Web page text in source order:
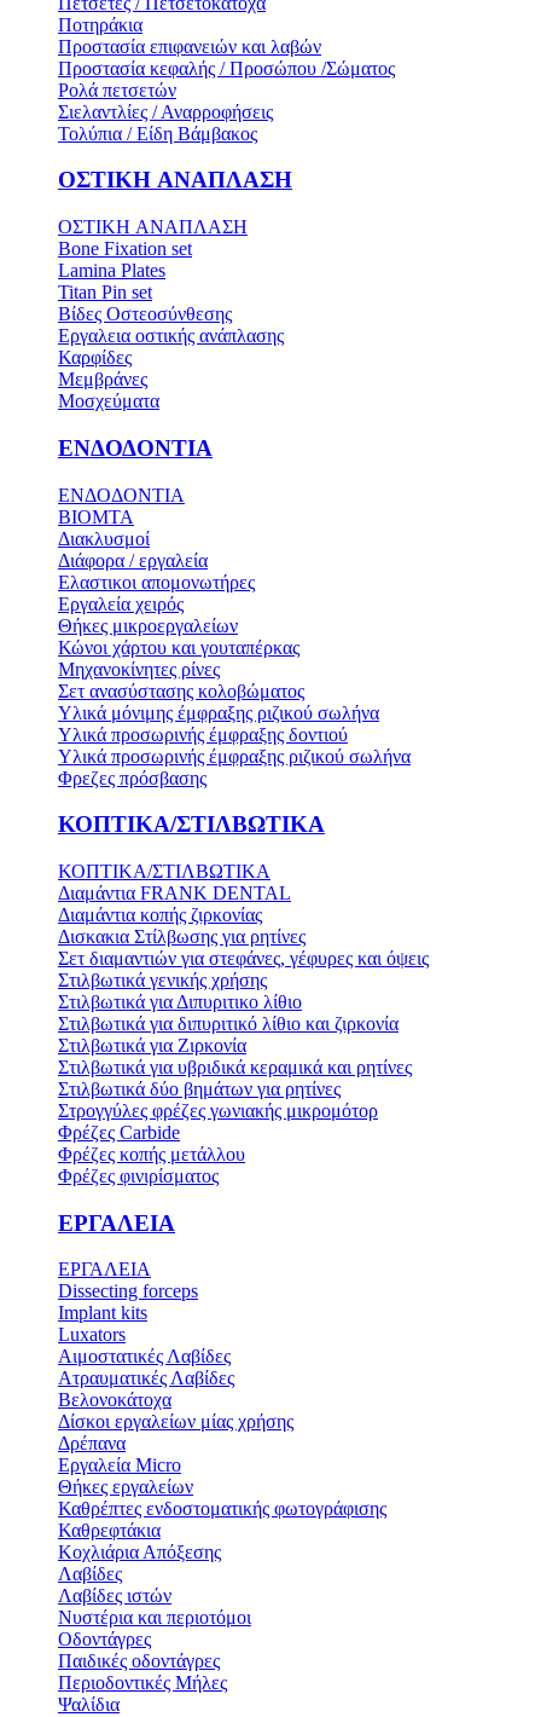
Ποτηράκια
Προστασία επιφανειών και λαβών
Προστασία κεφαλής / Προσώπου /Σώματος
Ρολά πετσετών
Σιελαντλίες / Αναρροφήσεις
Τολύπια / Είδη Βάμβακος
ΟΣΤΙΚH ΑΝΑΠΛΑΣH
ΟΣΤΙΚH ΑΝΑΠΛΑΣH
Bone Fixation set
Lamina Plates
Titan Pin set
Βίδες Οστεοσύνθεσης
Εργαλεια οστικής ανάπλασης
Καρφίδες
Μεμβράνες
Μοσχεύματα
ΕΝΔΟΔΟΝΤΙΑ
ΕΝΔΟΔΟΝΤΙΑ
BIOMTA
Διακλυσμοί
Διάφορα / εργαλεία
Ελαστικοι απομονωτήρες
Εργαλεία χειρός
Θήκες μικροεργαλείων
Κώνοι χάρτου και γουταπέρκας
Μηχανοκίνητες ρίνες
Σετ ανασύστασης κολοβώματος
Υλικά μόνιμης έμφραξης ριζικού σωλήνα
Υλικά προσωρινής έμφραξης δοντιού
Υλικά προσωρινής έμφραξης ριζικού σωλήνα
Φρεζες πρόσβασης
ΚΟΠΤΙΚΑ/ΣΤΙΛΒΩΤΙΚΑ
ΚΟΠΤΙΚΑ/ΣΤΙΛΒΩΤΙΚΑ
Διαμάντια FRANK DENTAL
Διαμάντια κοπής ζιρκονίας
Δισκακια Στίλβωσης για ρητίνες
Σετ διαμαντιών για στεφάνες, γέφυρες και όψεις
Στιλβωτικά γενικής χρήσης
Στιλβωτικά για Διπυριτικο λίθιο
Στιλβωτικά για διπυριτικό λίθιο και ζιρκονία
Στιλβωτικά για Ζιρκονία
Στιλβωτικά για υβριδικά κεραμικά και ρητίνες
Στιλβωτικά δύο βημάτων για ρητίνες
Στρογγύλες φρέζες γωνιακής μικρομότορ
Φρέζες Carbide
Φρέζες κοπής μετάλλου
Φρέζες φινιρίσματος
ΕΡΓΑΛΕΙΑ
ΕΡΓΑΛΕΙΑ
Dissecting forceps
Implant kits
Luxators
Αιμοστατικές Λαβίδες
Ατραυματικές Λαβίδες
Βελονοκάτοχα
Δίσκοι εργαλείων μίας χρήσης
Δρέπανα
Εργαλεία Micro
Θήκες εργαλείων
Καθρέπτες ενδοστοματικής φωτογράφισης
Καθρεφτάκια
Κοχλιάρια Απόξεσης
Λαβίδες
Λαβίδες ιστών
Νυστέρια και περιοτόμοι
Οδοντάγρες
Παιδικές οδοντάγρες
Περιοδοντικές Μήλες
Ψαλίδια